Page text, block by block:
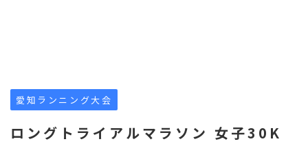
愛知ランニング大会
ロングトライアルマラソン 女子30K